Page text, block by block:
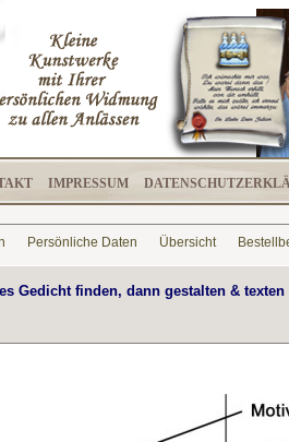
IMPRESSUM
Persönliche Daten Übersicht
Gedicht finden, dann gestalten & texten